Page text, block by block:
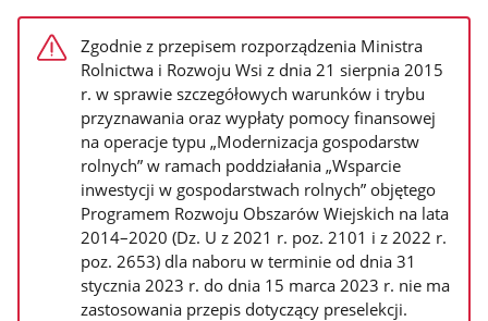
Zgodnie z przepisem rozporządzenia Ministra
Rolnictwa i Rozwoju Wsi z dnia 21 sierpnia 2015
r. w sprawie szczegółowych warunków i trybu
przyznawania oraz wypłaty pomocy finansowej
na operacje typu „Modernizacja gospodarstw
rolnych” w ramach poddziałania „Wsparcie
inwestycji w gospodarstwach rolnych” objętego
Programem Rozwoju Obszarów Wiejskich na lata
2014–2020 (Dz. U z 2021 r. poz. 2101 i z 2022 r.
poz. 2653) dla naboru w terminie od dnia 31
stycznia 2023 r. do dnia 15 marca 2023 r. nie ma
zastosowania przepis dotyczący preselekcji.